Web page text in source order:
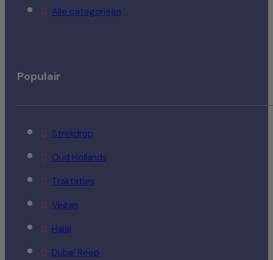
Alle categorieën
Populair
Strekdrop
Oud Hollands
Traktaties
Vegan
Halal
Dubai Reep